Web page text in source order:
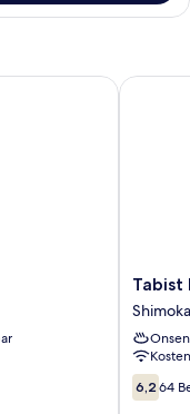
Tabist
Hotel
Onsen
Tabist
Onsen
6.2
von
6,2 64
Tabist